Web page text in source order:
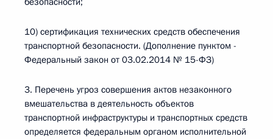
10) сертификация технических средств обеспечения
транспортной безопасности. (Дополнение пунктом -
Федеральный закон от 03.02.2014 № 15-ФЗ)
3. Перечень угроз совершения актов незаконного
вмешательства в деятельность объектов
транспортной инфраструктуры и транспортных средств
определяется федеральным органом исполнительной